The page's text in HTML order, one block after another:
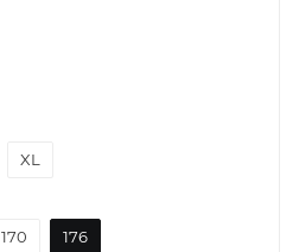
XL
170 176